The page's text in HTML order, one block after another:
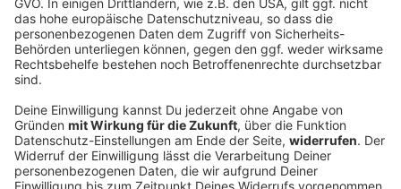
Senioren-Wohnanlage wegen Feuer evakuiert
In einer Wohnanlage für ältere Menschen brennt das
Dachgeschoss. Die Senioren müssen ihre Quartiere